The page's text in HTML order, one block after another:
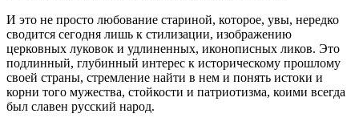
И это не просто любование стариной, которое, увы, нередко
сводится сегодня лишь к стилизации, изображению
церковных луковок и удлиненных, иконописных ликов. Это
подлинный, глубинный интерес к историческому прошлому
своей страны, стремление найти в нем и понять истоки и
корни того мужества, стойкости и патриотизма, коими всегда
был славен русский народ.